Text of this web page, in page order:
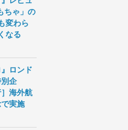
ちゃ」の
変わら
なる
ロンド
企
海外航
実施